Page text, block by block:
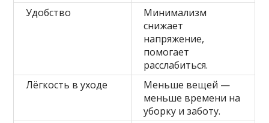
Удобство
Минимализм
снижает
напряжение,
помогает
расслабиться.
Лёгкость в уходе
Меньше вещей —
меньше времени на
уборку и заботу.